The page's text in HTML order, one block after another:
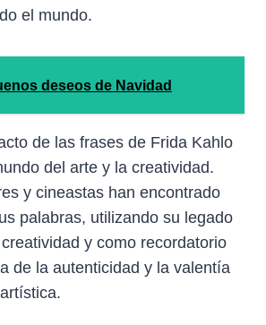
el mundo.
deseos de Navidad
de las frases de Frida Kahlo
del arte y la creatividad.
y cineastas han encontrado
palabras, utilizando su legado
y como recordatorio
de la autenticidad y la valentía